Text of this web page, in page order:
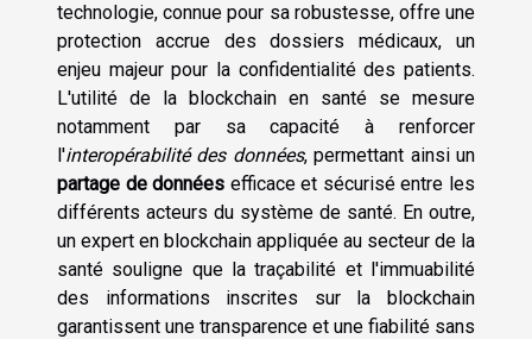
technologie, connue pour sa robustesse, offre une
protection accrue des dossiers médicaux, un
enjeu majeur pour la confidentialité des patients.
L'utilité de la blockchain en santé se mesure
notamment par sa capacité à renforcer
l'interopérabilité des données, permettant ainsi un
partage de données efficace et sécurisé entre les
différents acteurs du système de santé. En outre,
un expert en blockchain appliquée au secteur de la
santé souligne que la traçabilité et l'immuabilité
des informations inscrites sur la blockchain
garantissent une transparence et une fiabilité sans